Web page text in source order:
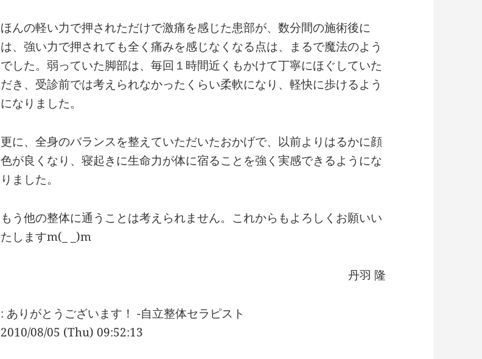
ほんの軽い力で押されただけで激痛を感じた患部が、数分間の施術後に
は、強い力で押されても全く痛みを感じなくなる点は、まるで魔法のよう
でした。弱っていた脚部は、毎回１時間近くもかけて丁寧にほぐしていた
だき、受診前では考えられなかったくらい柔軟になり、軽快に歩けるよう
になりました。
更に、全身のバランスを整えていただいたおかげで、以前よりはるかに顔
色が良くなり、寝起きに生命力が体に宿ることを強く実感できるようにな
りました。
もう他の整体に通うことは考えられません。これからもよろしくお願いい
たしますm(_ _)m
丹羽 隆
: ありがとうございます！ -自立整体セラピスト
2010/08/05 (Thu) 09:52:13